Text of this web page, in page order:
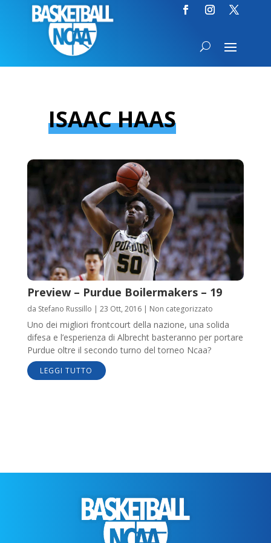
ISAAC HAAS
Preview – Purdue Boilermakers – 19
da Stefano Russillo | 23 Ott, 2016| Non categorizzato
Uno dei migliori frontcourt della nazione, una solida
difesa e l’esperienza di Albrecht basteranno per portare
Purdue oltre il secondo turno del torneo Ncaa?
LEGGI TUTTO